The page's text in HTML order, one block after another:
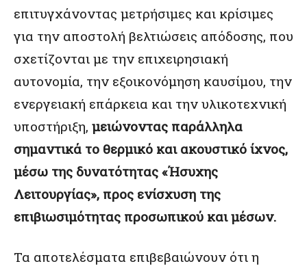
επιτυγχάνοντας μετρήσιμες και κρίσιμες
για την αποστολή βελτιώσεις απόδοσης, που
σχετίζονται με την επιχειρησιακή
αυτονομία, την εξοικονόμηση καυσίμου, την
ενεργειακή επάρκεια και την υλικοτεχνική
υποστήριξη, μειώνοντας παράλληλα
σημαντικά το θερμικό και ακουστικό ίχνος,
μέσω της δυνατότητας «Ήσυχης
Λειτουργίας», προς ενίσχυση της
επιβιωσιμότητας προσωπικού και μέσων.
Τα αποτελέσματα επιβεβαιώνουν ότι η